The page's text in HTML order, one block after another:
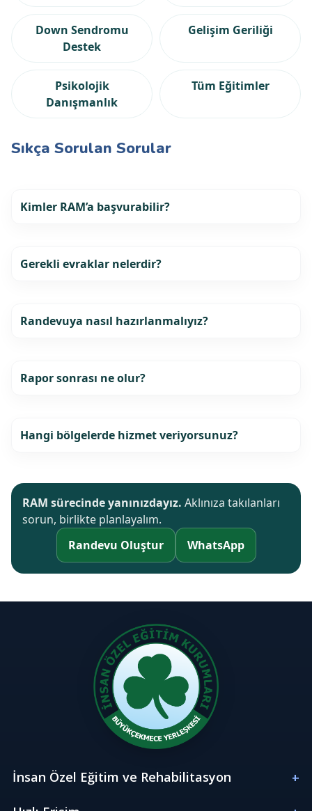
Down Sendromu
Destek
Gelişim Geriliği
Psikolojik
Danışmanlık
Tüm Eğitimler
Sıkça Sorulan Sorular
Kimler RAM’a başvurabilir?
Gerekli evraklar nelerdir?
Randevuya nasıl hazırlanmalıyız?
Rapor sonrası ne olur?
Hangi bölgelerde hizmet veriyorsunuz?
RAM sürecinde yanınızdayız. Aklınıza takılanları
sorun, birlikte planlayalım.
Randevu Oluştur
WhatsApp
İnsan Özel Eğitim ve Rehabilitasyon